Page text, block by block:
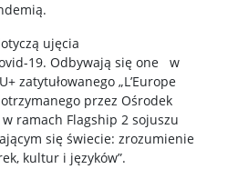
ujęcia
19. Odbywają się one w
zatytułowanego „L’Europe
przez Ośrodek
ramach Flagship 2 sojuszu
się świecie: zrozumienie
kultur i języków”.